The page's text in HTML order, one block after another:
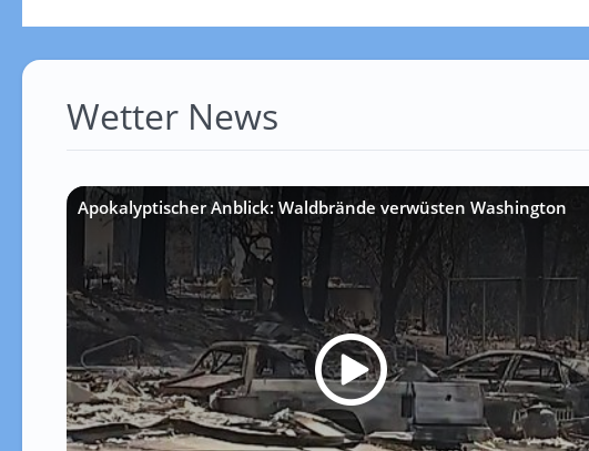
Wetter News
Apokalyptischer Anblick: Waldbrände verwüsten Washington